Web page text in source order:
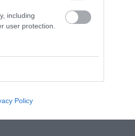
including
user protection.
Policy